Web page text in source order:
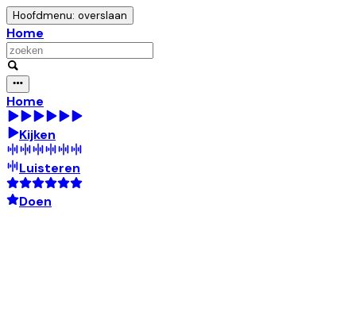
Hoofdmenu: overslaan
Home
Home
Kijken
Luisteren
Doen